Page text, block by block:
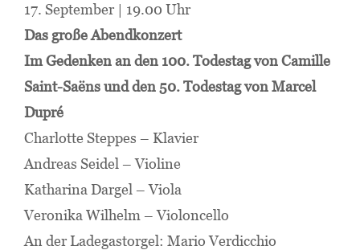
17. September | 19.00 Uhr
Das große Abendkonzert
Im Gedenken an den 100. Todestag von Camille
Saint-Saëns und den 50. Todestag von Marcel
Dupré
Charlotte Steppes – Klavier
Andreas Seidel – Violine
Katharina Dargel – Viola
Veronika Wilhelm – Violoncello
An der Ladegastorgel: Mario Verdicchio